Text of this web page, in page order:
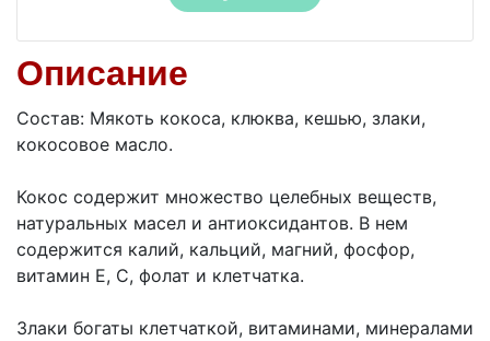
Описание
Состав: Мякоть кокоса, клюква, кешью, злаки,
кокосовое масло.
Кокос содержит множество целебных веществ,
натуральных масел и антиоксидантов. В нем
содержится калий, кальций, магний, фосфор,
витамин Е, С, фолат и клетчатка.
Злаки богаты клетчаткой, витаминами, минералами